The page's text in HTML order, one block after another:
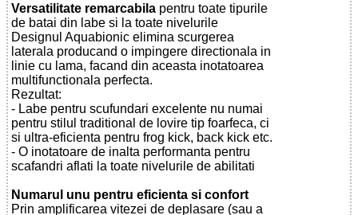
Versatilitate remarcabila pentru toate tipurile
de batai din labe si la toate nivelurile
Designul Aquabionic elimina scurgerea
laterala producand o impingere directionala in
linie cu lama, facand din aceasta inotatoarea
multifunctionala perfecta.
Rezultat:
- Labe pentru scufundari excelente nu numai
pentru stilul traditional de lovire tip foarfeca, ci
si ultra-eficienta pentru frog kick, back kick etc.
- O inotatoare de inalta performanta pentru
scafandri aflati la toate nivelurile de abilitati
Numarul unu pentru eficienta si confort
Prin amplificarea vitezei de deplasare (sau a